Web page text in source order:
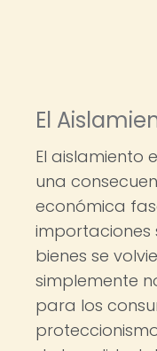
El
El aislamiento
una
económica
importaciones
bienes se
simplemente
para los